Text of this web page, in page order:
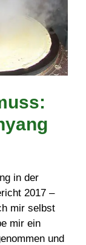
in der
2017 –
mir selbst
mir ein
und